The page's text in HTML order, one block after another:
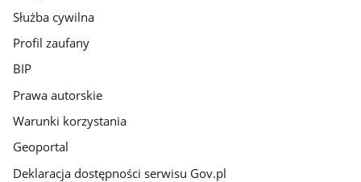
Służba cywilna
Profil zaufany
BIP
Prawa autorskie
Warunki korzystania
Geoportal
Deklaracja dostępności serwisu Gov.pl